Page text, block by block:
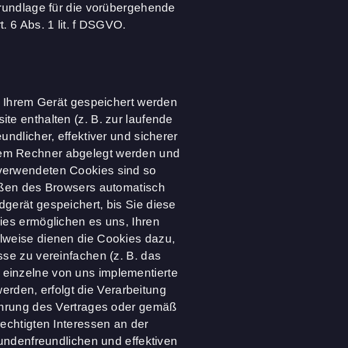
für die vorübergehende
6 Abs. 1 lit. f DSGVO.
Gerät gespeichert werden
enthalten (z. B. zur laufende
effektiver und sicherer
Rechner abgelegt werden und
Cookies sind so
des Browsers automatisch
gespeichert, bis Sie diese
ermöglichen es uns, Ihren
dienen die Cookies dazu,
zu vereinfachen (z. B. das
von uns implementierte
erfolgt die Verarbeitung
des Vertrages oder gemäß
Interessen an der
und effektiven